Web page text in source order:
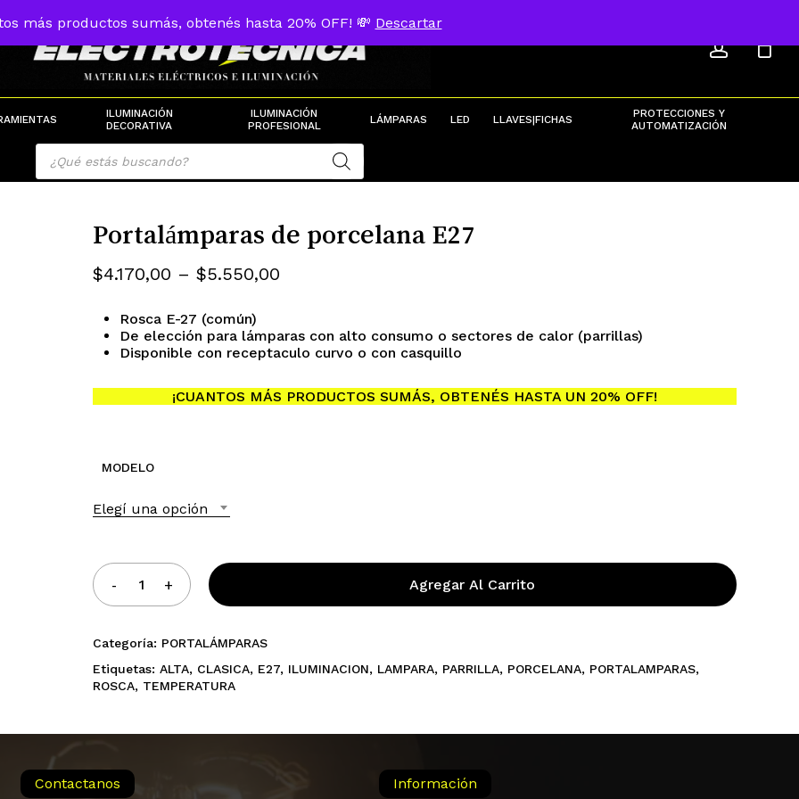
más productos sumás, obtenés hasta 20% OFF! 💸 Descartar
ILUMINACIÓN
DECORATIVA
ILUMINACIÓN
PROFESIONAL
LÁMPARAS LED LLAVES|FICHAS
PROTECCIONES Y
AUTOMATIZACIÓN
Cart Cart
Products
search
Portalámparas de porcelana E27
$4.170,00 – $5.550,00Rango
desde
hasta
Rosca E-27 (común)
De elección para lámparas con alto consumo o sectores de calor (parrillas)
Disponible con receptaculo curvo o con casquillo
¡CUANTOS MÁS PRODUCTOS SUMÁS, OBTENÉS HASTA UN 20% OFF!
MODELO
Elegí una opción
Agregar Al Carrito
Categoría: PORTALÁMPARAS
Etiquetas: ALTA, CLASICA, E27, ILUMINACION, LAMPARA, PARRILLA, PORCELANA, PORTALAMPARAS,
ROSCA, TEMPERATURA
Contactanos Información